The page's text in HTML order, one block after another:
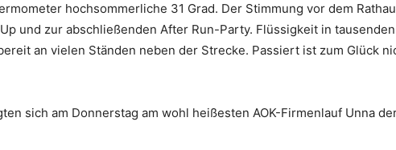
hochsommerliche 31 Grad. Der Stimmung vor dem
und zur abschließenden After Run-Party. Flüssigkeit in
an vielen Ständen neben der Strecke. Passiert ist zum Glück
sich am Donnerstag am wohl heißesten AOK-Firmenlauf Unna